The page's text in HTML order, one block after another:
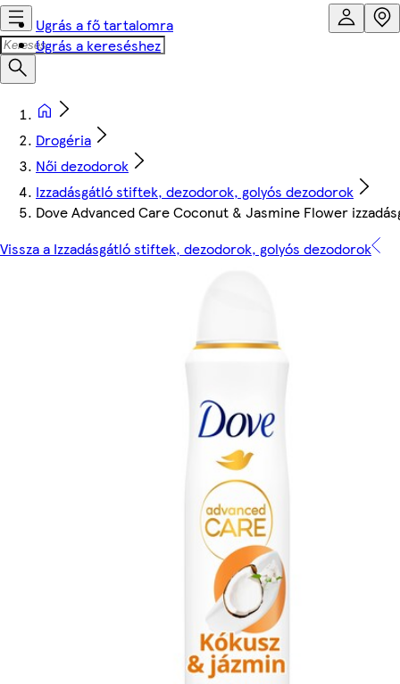
Ugrás a fő tartalomra
Ugrás a kereséshez
Drogéria
Női dezodorok
Izzadásgátló stiftek, dezodorok, golyós dezodorok
Dove Advanced Care Coconut & Jasmine Flower
Vissza a Izzadásgátló stiftek, dezodorok, golyós dezodorok